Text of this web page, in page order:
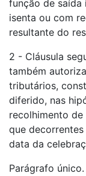
função de saída
isenta ou com
resultante do
2 - Cláusula
também
tributários,
diferido, nas
recolhimento
que
data da
Parágrafo